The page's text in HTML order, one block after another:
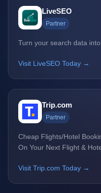
LiveSEO
Partner
Turn your search data
Visit LiveSEO Today →
Trip.com
Partner
Cheap Flights/Hotel
On Your Next Flight &
Visit Trip.com Today →